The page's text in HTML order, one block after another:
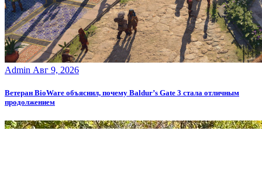
Admin Авг 9, 2026
Ветеран BioWare объяснил, почему Baldur’s Gate 3 стала отличным
продолжением